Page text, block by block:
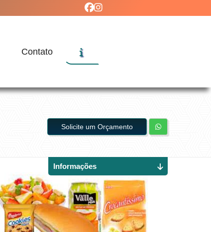
Contato
Solicite um Orçamento
Informações